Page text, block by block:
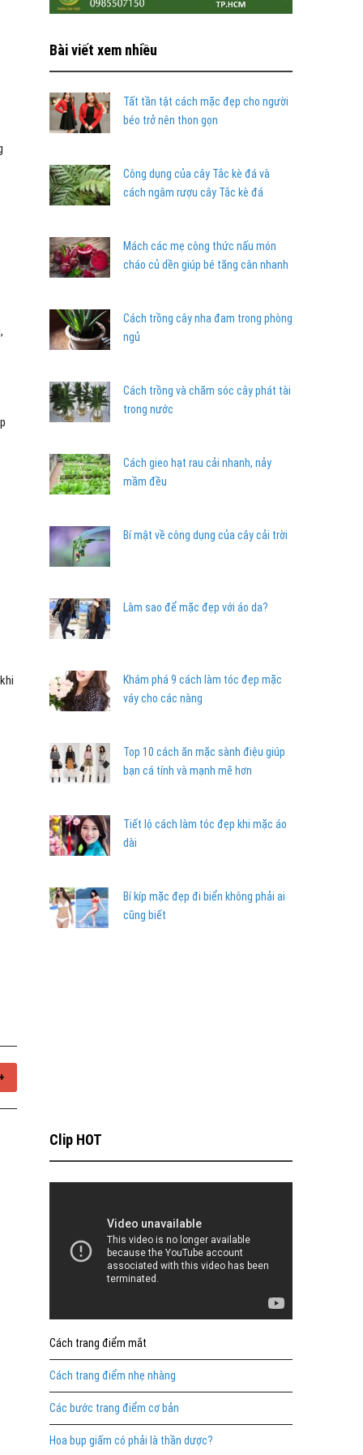
Bài viết xem nhiều
Tất tần tật cách mặc đẹp cho người
béo trở nên thon gọn
Công dụng của cây Tắc kè đá và
cách ngâm rượu cây Tắc kè đá
Mách các mẹ công thức nấu món
cháo củ dền giúp bé tăng cân nhanh
Cách trồng cây nha đam trong phòng
ngủ
Cách trồng và chăm sóc cây phát tài
trong nước
Cách gieo hạt rau cải nhanh, nảy
mầm đều
Bí mật về công dụng của cây cải trời
Làm sao để mặc đẹp với áo da?
Khám phá 9 cách làm tóc đẹp mặc
váy cho các nàng
Top 10 cách ăn mặc sành điệu giúp
bạn cá tính và mạnh mẽ hơn
Tiết lộ cách làm tóc đẹp khi mặc áo
dài
Bí kíp mặc đẹp đi biển không phải ai
cũng biết
Clip HOT
Cách trang điểm mắt
Cách trang điểm nhẹ nhàng
Các bước trang điểm cơ bản
Hoa bụp giấm có phải là thần dược?